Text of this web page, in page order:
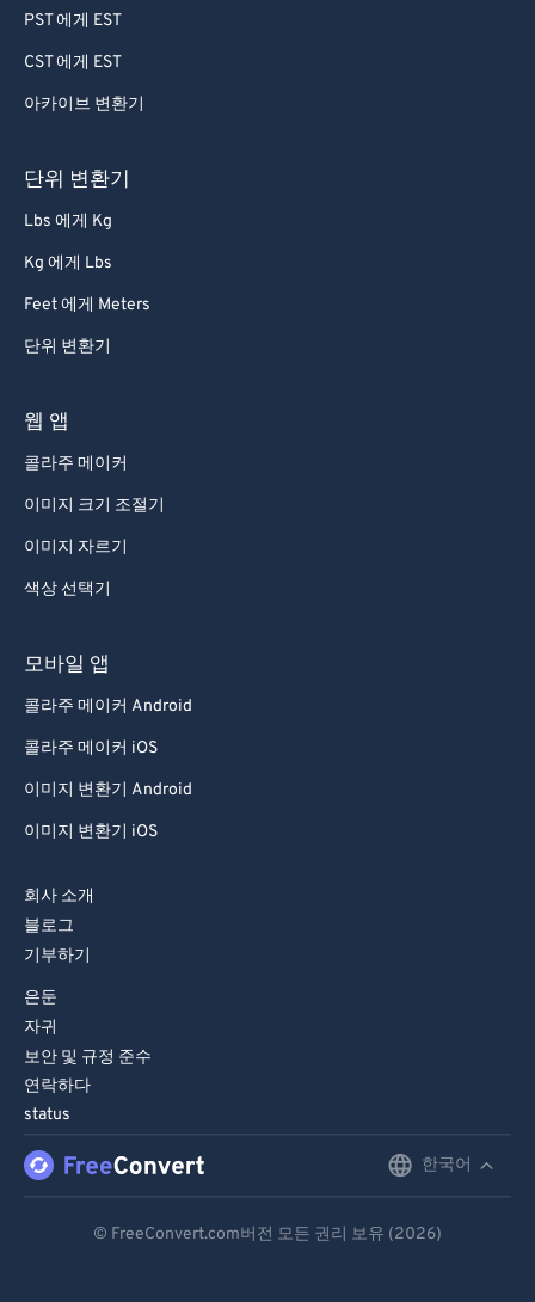
PST 에게 EST
CST 에게 EST
아카이브 변환기
단위 변환기
Lbs 에게 Kg
Kg 에게 Lbs
Feet 에게 Meters
단위 변환기
웹 앱
콜라주 메이커
이미지 크기 조절기
이미지 자르기
색상 선택기
모바일 앱
콜라주 메이커 Android
콜라주 메이커 iOS
이미지 변환기 Android
이미지 변환기 iOS
회사 소개
블로그
기부하기
은둔
자귀
보안 및 규정 준수
연락하다
status
한국어
© FreeConvert.com버전 모든 권리 보유 (2026)